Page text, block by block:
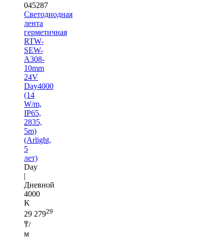
045287
Светодиодная
лента
герметичная
RTW-
SEW-
A308-
10mm
24V
Day4000
(14
W/m,
IP65,
2835,
5m)
(Arlight,
5
лет)
Day
|
Дневной
4000
K
29 27929
₸/
м